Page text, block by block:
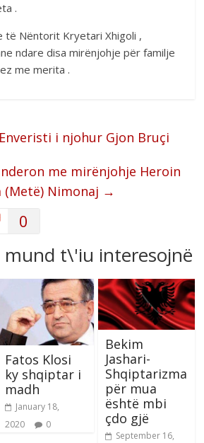
.
të Nëntorit Kryetari Xhigoli ,
ndare disa mirënjohje për familje
me merita .
i njohur Gjon Bruçi
me mirënjohje Heroin
Nimonaj →
0
mund t\'iu interesojnë
Fatos Klosi
ky shqiptar i
madh
January 18,
2020
0
Bekim
Jashari-
Shqiptarizma
për mua
është mbi
çdo gjë
September 16,